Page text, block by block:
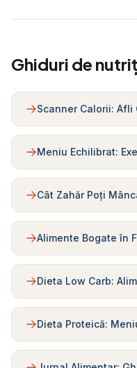
Ghiduri de
Scanner Calorii:
Meniu Echilibrat:
Cât Zahăr Poți
Alimente Bogate în
Dieta Low Carb:
Dieta Proteică: